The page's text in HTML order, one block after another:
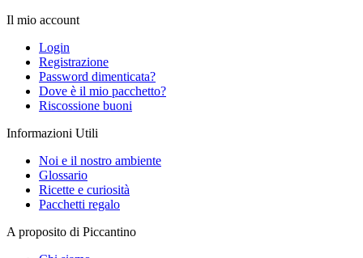
Il mio account
Login
Registrazione
Password dimenticata?
Dove è il mio pacchetto?
Riscossione buoni
Informazioni Utili
Noi e il nostro ambiente
Glossario
Ricette e curiosità
Pacchetti regalo
A proposito di Piccantino